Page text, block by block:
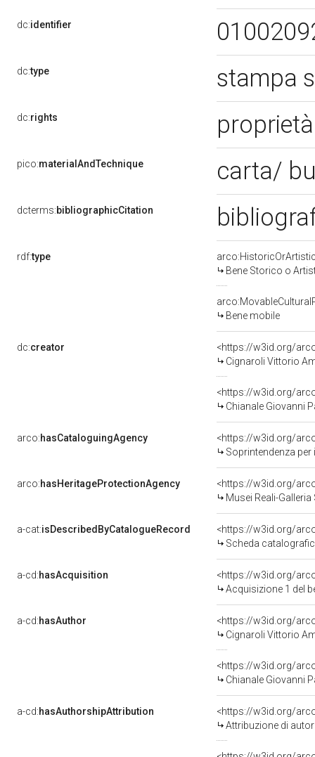
dc:identifier
dc:type stampa
dc:rights
pico:materialAndTechnique carta/
dcterms:bibliographicCitation
rdf:type
Bene Storico o
Bene mobile
dc:creator
<https://w3id.org/
Cignaroli Vittorio
<https://w3id.org/
Chianale Giovanni
arco:hasCataloguingAgency
<https://w3id.org/
Soprintendenza
arco:hasHeritageProtectionAgency
<https://w3id.org/
Musei Reali-
a-cat:isDescribedByCatalogueRecord
<https://w3id.org/
Scheda
a-cd:hasAcquisition
<https://w3id.org/
Acquisizione 1 del
a-cd:hasAuthor
<https://w3id.org/
Cignaroli Vittorio
<https://w3id.org/
Chianale Giovanni
a-cd:hasAuthorshipAttribution
<https://w3id.org/
Attribuzione di